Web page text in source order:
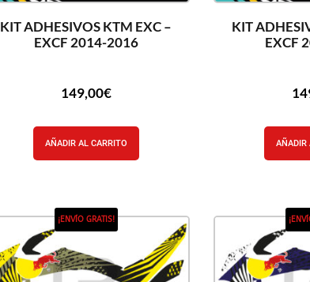
KIT ADHESIVOS KTM EXC –
EXCF 2014-2016
149,00€
AÑADIR AL CARRITO
KIT
EXCF
AÑADIR
¡ENVÍO GRATIS!